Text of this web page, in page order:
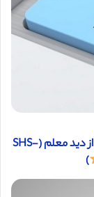
دانلود ترجمه مقاله متد تدریس در آموزش ابتدایی از دید معلم (SHS-
)